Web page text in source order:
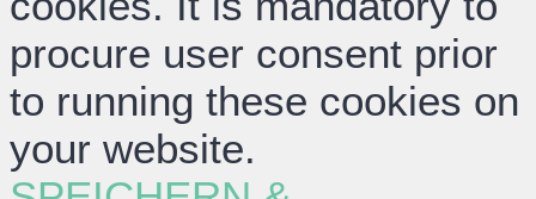
procure user consent prior
to running these cookies on
your website.